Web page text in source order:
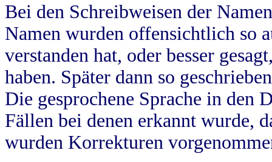
Bei den Schreibweisen der
Namen wurden offensichtlich so
verstanden hat, oder besser
haben. Später dann so
Die gesprochene Sprache in
Fällen bei denen erkannt wurde,
wurden Korrekturen